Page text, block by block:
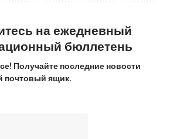
на ежедневный
бюллетень
Получайте последние новости
почтовый ящик.